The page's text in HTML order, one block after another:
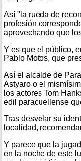
Así "la rueda de
profesión
aprovechando que
Y es que el público,
Pablo Motos, que
Así el alcalde de
Astyaro o el
los actores Tom
edil paracuellense
Tras desvelar su
localidad,
Y parece que la
en la noche de este